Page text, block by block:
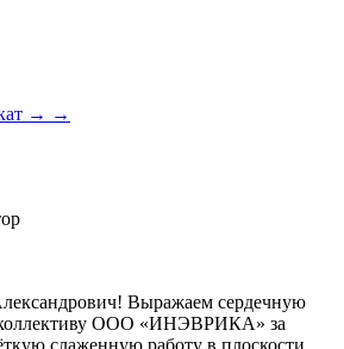
→ →
Выражаем сердечную
коллективу ООО «ИНЭВРИКА» за
слаженную работу в плоскости